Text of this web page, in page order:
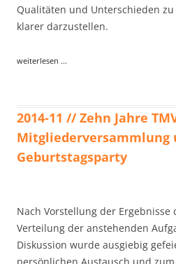
Qualitäten und Unterschieden
klarer darzustellen.
weiterlesen ...
2014-11 // Zehn Jahre
Mitgliederversammlung
Geburtstagsparty
Nach Vorstellung der
Verteilung der anstehenden
Diskussion wurde ausgiebig